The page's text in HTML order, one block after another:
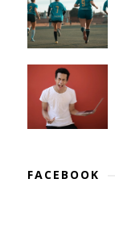
FACEBOOK